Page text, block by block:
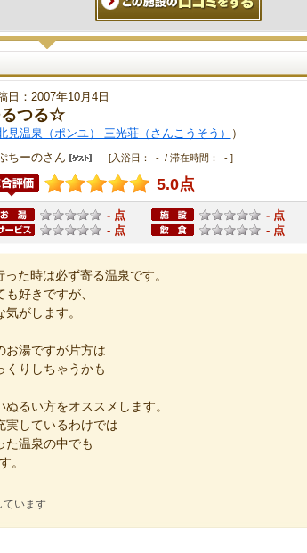
日：2007年10月4日
つる☆
見温泉（ポンユ） 三光荘（さんこうそう）
）
ちーのさん
[入浴日： - / 滞在時間： - ]
5.0点
- 点
- 点
- 点
- 点
た時は必ず寄る温泉です。
好きですが、
がします。
お湯ですが片方は
くりしちゃうかも
るい方をオススメします。
実しているわけでは
た温泉の中でも
。
ています